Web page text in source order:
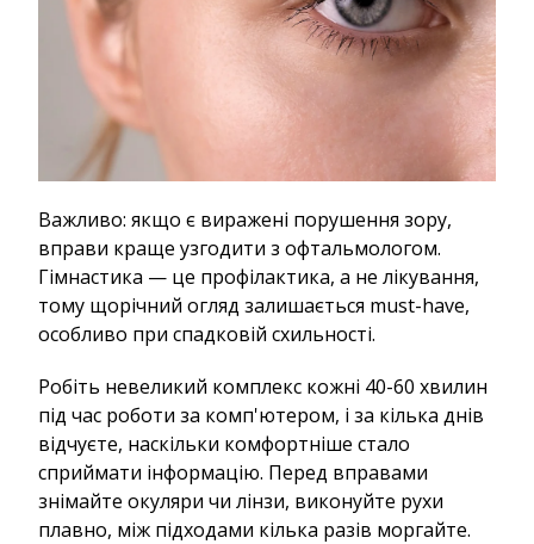
Важливо: якщо є виражені порушення зору,
вправи краще узгодити з офтальмологом.
Гімнастика — це профілактика, а не лікування,
тому щорічний огляд залишається must-have,
особливо при спадковій схильності.
Робіть невеликий комплекс кожні 40-60 хвилин
під час роботи за комп'ютером, і за кілька днів
відчуєте, наскільки комфортніше стало
сприймати інформацію. Перед вправами
знімайте окуляри чи лінзи, виконуйте рухи
плавно, між підходами кілька разів моргайте.